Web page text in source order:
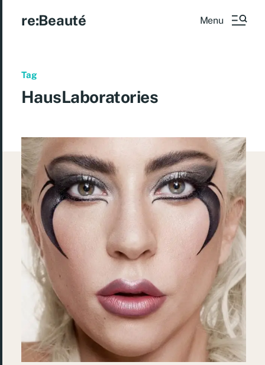
re:Beauté Menu
Tag
HausLaboratories